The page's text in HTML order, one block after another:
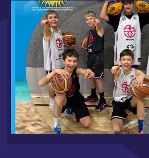
WAKACJE W MYCOURT 2026 -
ZAPISAMI
6.19.2026